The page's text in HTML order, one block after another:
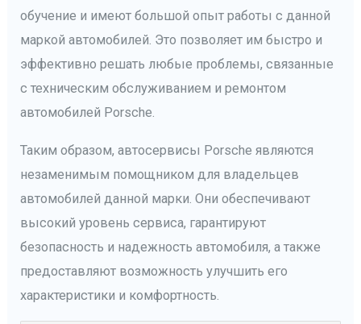
обучение и имеют большой опыт работы с данной
маркой автомобилей. Это позволяет им быстро и
эффективно решать любые проблемы, связанные
с техническим обслуживанием и ремонтом
автомобилей Porsche.
Таким образом, автосервисы Porsche являются
незаменимым помощником для владельцев
автомобилей данной марки. Они обеспечивают
высокий уровень сервиса, гарантируют
безопасность и надежность автомобиля, а также
предоставляют возможность улучшить его
характеристики и комфортность.